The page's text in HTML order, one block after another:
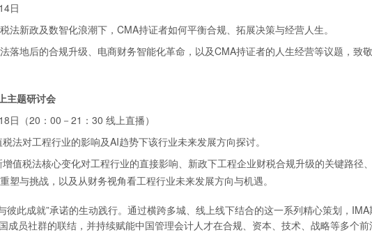
日
法新政及数智化浪潮下，CMA持证者如何平衡合规、拓展决策与经营人生。
法落地后的合规升级、电商财务智能化革命，以及CMA持证者的人生经营等议题，致
主题研讨会
日（20：00－21：30 线上直播）
税法对工程行业的影响及AI趋势下该行业未来发展方向探讨。
增值税法核心变化对工程行业的直接影响、新政下工程企业财税合规升级的关键路径
塑与挑战，以及从财务视角看工程行业未来发展方向与机遇。
彼此成就”承诺的生动践行。通过横跨多城、线上线下结合的这一系列精心策划，
成员社群的联结，并持续赋能中国管理会计人才在合规、资本、技术、战略等多个